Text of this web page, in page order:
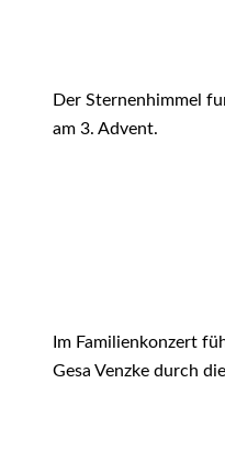
Der Sternenhimmel
am 3. Advent.
Im Familienkonzert
Gesa Venzke durch